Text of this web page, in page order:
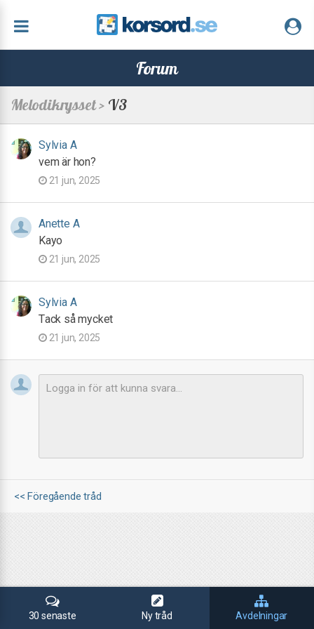
Forum
Melodikrysset > V3
Sylvia A
vem är hon?
21 jun, 2025
Anette A
Kayo
21 jun, 2025
Sylvia A
Tack så mycket
21 jun, 2025
<< Föregående tråd
30 senaste Ny tråd Avdelningar